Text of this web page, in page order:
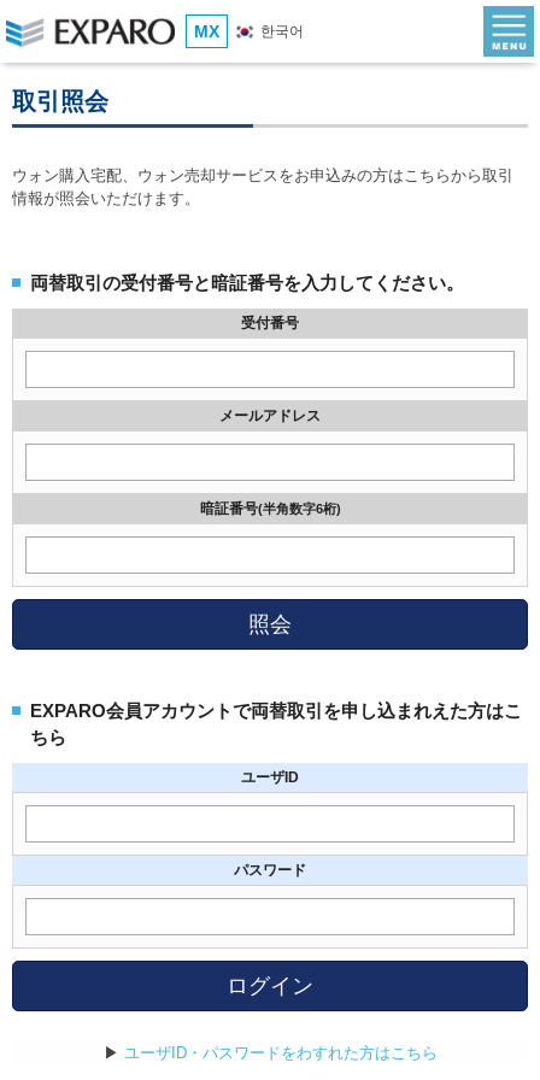
MX 한국어
取引照会
ウォン購入宅配、ウォン売却サービスをお申込みの方はこちらから取引
情報が照会いただけます。
両替取引の受付番号と暗証番号を入力してください。
受付番号
メールアドレス
暗証番号(半角数字6桁)
照会
EXPARO会員アカウントで両替取引を申し込まれえた方はこ
ちら
ユーザID
パスワード
ログイン
▶ ユーザID・パスワードをわすれた方はこちら